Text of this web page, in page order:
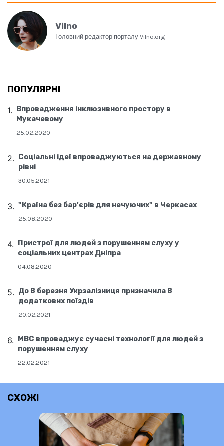
Vilno
Головний редактор порталу Vilno.org
ПОПУЛЯРНІ
Впровадження інклюзивного простору в
Мукачевому
25.02.2020
Соціальні ідеї впроваджуються на державному
рівні
30.05.2021
"Країна без бар’єрів для нечуючих" в Черкасах
25.08.2020
Пристрої для людей з порушенням слуху у
соціальних центрах Дніпра
04.08.2020
До 8 березня Укрзалізниця призначила 8
додаткових поїздів
20.02.2021
МВС впроваджує сучасні технології для людей з
порушенням слуху
22.02.2021
СХОЖІ